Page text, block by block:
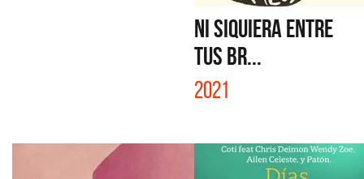
NI SIQUIERA ENTRE
TUS BR...
2021